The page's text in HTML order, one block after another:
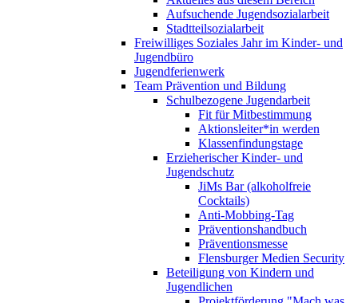
Aufsuchende Jugendsozialarbeit
Stadtteilsozialarbeit
Freiwilliges Soziales Jahr im Kinder- und
Jugendbüro
Jugendferienwerk
Team Prävention und Bildung
Schulbezogene Jugendarbeit
Fit für Mitbestimmung
Aktionsleiter*in werden
Klassenfindungstage
Erzieherischer Kinder- und
Jugendschutz
JiMs Bar (alkoholfreie
Cocktails)
Anti-Mobbing-Tag
Präventionshandbuch
Präventionsmesse
Flensburger Medien Security
Beteiligung von Kindern und
Jugendlichen